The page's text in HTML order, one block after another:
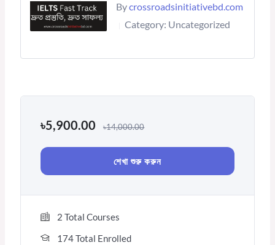
Bycrossroadsinitiativebd.com
Category: Uncategorized
৳5,900.00 ৳14,000.00
শেখা শুরু করুন
2 Total Courses
174 Total Enrolled